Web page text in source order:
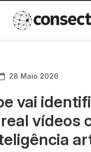
28 Maio 2026
vai
vídeos